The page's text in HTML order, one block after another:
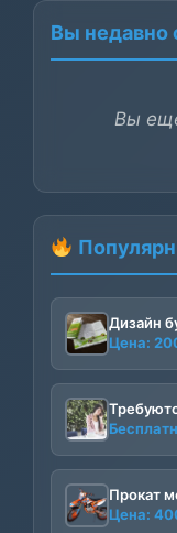
Вы недавно
Вы
Дизайн
Цена:
Прокат
Цена: